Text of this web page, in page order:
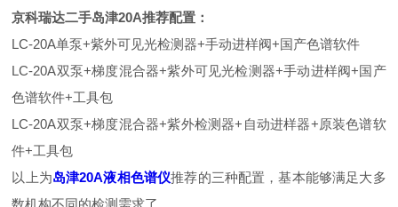
京科瑞达二手岛津20A推荐配置：
LC-20A单泵+紫外可见光检测器+手动进样阀+国产色谱软件
LC-20A双泵+梯度混合器+紫外可见光检测器+手动进样阀+国产
色谱软件+工具包
LC-20A双泵+梯度混合器+紫外检测器+自动进样器+原装色谱软
件+工具包
以上为岛津20A液相色谱仪推荐的三种配置，基本能够满足大多
数机构不同的检测需求了。